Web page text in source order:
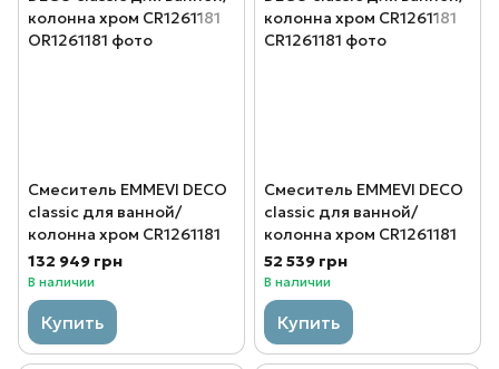
Смеситель EMMEVI DECO
classic для ванной/
колонна хром CR1261181
132 949 грн
В наличии
Купить
Смеситель EMMEVI DECO
classic для ванной/
колонна хром CR1261181
52 539 грн
В наличии
Купить